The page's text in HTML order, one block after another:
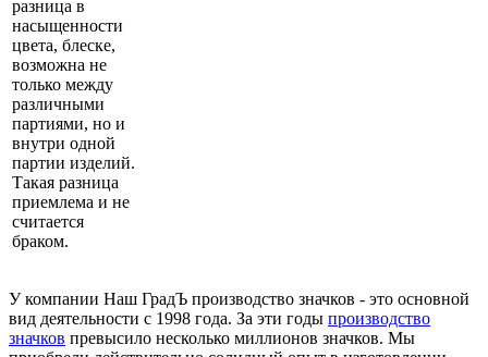
разница в
насыщенности
цвета, блеске,
возможна не
только между
различными
партиями, но и
внутри одной
партии изделий.
Такая разница
приемлема и не
считается
браком.
У компании Наш ГрадЪ производство значков - это основной
вид деятельности с 1998 года. За эти годы производство
значков превысило несколько миллионов значков. Мы